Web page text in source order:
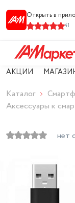
Открыть в
41
АКЦИИ
Каталог
Аксессуары к
нет